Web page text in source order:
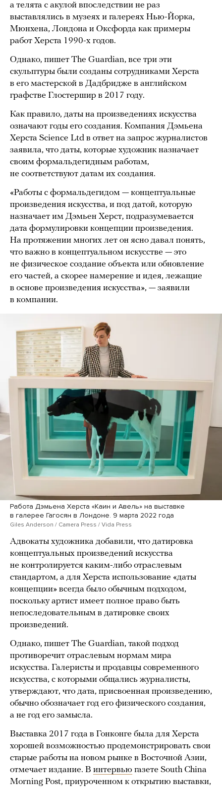
а телята с акулой впоследствии не раз
выставлялись в музеях и галереях Нью-Йорка,
Мюнхена, Лондона и Оксфорда как примеры
работ Херста 1990-х годов.
Однако, пишет The Guardian, все три эти
скульптуры были созданы сотрудниками Херста
в его мастерской в Дадбридже в английском
графстве Глостершир в 2017 году.
Как правило, даты на произведениях искусства
означают годы его создания. Компания Дэмьена
Херста Science Ltd в ответ на запрос журналистов
заявила, что даты, которые художник назначает
своим формальдегидным работам,
не соответствуют датам их создания.
«Работы с формальдегидом — концептуальные
произведения искусства, и под датой, которую
назначает им Дэмьен Херст, подразумевается
дата формулировки концепции произведения.
На протяжении многих лет он ясно давал понять,
что важно в концептуальном искусстве — это
не физическое создание объекта или обновление
его частей, а скорее намерение и идея, лежащие
в основе произведения искусства», — заявили
в компании.
Работа Дэмьена Херста «Каин и Авель» на выставке
в галерее Гагосян в Лондоне. 9 марта 2022 года
Giles Anderson / Camera Press / Vida Press
Адвокаты художника добавили, что датировка
концептуальных произведений искусства
не контролируется каким-либо отраслевым
стандартом, а для Херста использование «даты
концепции» всегда было обычным подходом,
поскольку артист имеет полное право быть
непоследовательным в датировке своих
произведений.
Однако, пишет The Guardian, такой подход
противоречит отраслевым нормам мира
искусства. Галеристы и продавцы современного
искусства, с которыми общались журналисты,
утверждают, что дата, присвоенная произведению,
обычно обозначает год его физического создания,
а не год его замысла.
Выставка 2017 года в Гонконге была для Херста
хорошей возможностью продемонстрировать свои
старые работы на новом рынке в Восточной Азии,
отмечает издание. В интервью газете South China
Morning Post, приуроченном к открытию выставки,